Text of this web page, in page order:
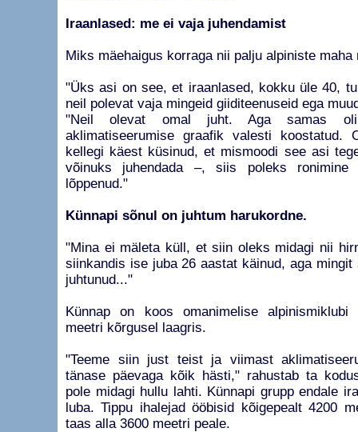
Iraanlased: me ei vaja juhendamist
Miks mäehaigus korraga nii palju alpiniste maha
"Üks asi on see, et iraanlased, kokku üle 40,
neil polevat vaja mingeid giiditeenuseid ega
"Neil olevat omal juht. Aga samas
aklimatiseerumise graafik valesti
kellegi käest küsinud, et mismoodi see asi
võinuks juhendada –, siis poleks
lõppenud."
Künnapi sõnul on juhtum harukordne.
"Mina ei mäleta küll, et siin oleks midagi nii
siinkandis ise juba 26 aastat käinud, aga
juhtunud..."
Künnap on koos omanimelise alpinismiklubi
meetri kõrgusel laagris.
"Teeme siin just teist ja viimast
tänase päevaga kõik hästi," rahustab ta
pole midagi hullu lahti. Künnapi grupp endale
luba. Tippu ihalejad ööbisid kõigepealt 4200
taas alla 3600 meetri peale.